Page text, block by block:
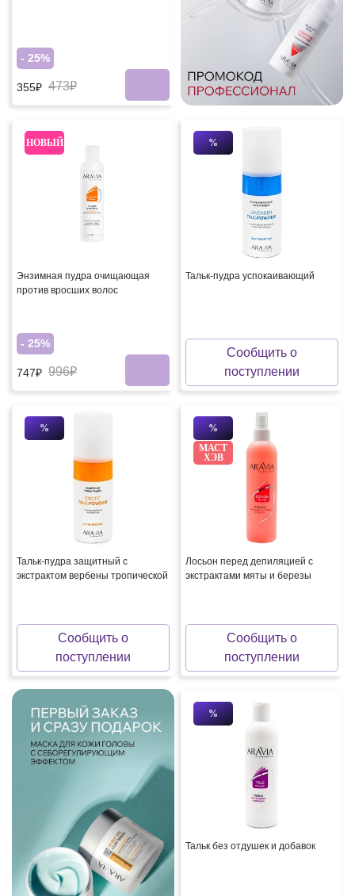
- 25%
355₽ 473₽
НОВЫЙ
Энзимная пудра очищающая
против вросших волос
- 25%
747₽ 996₽
%
Тальк-пудра успокаивающий
Сообщить о
поступлении
%
Тальк-пудра защитный с
экстрактом вербены тропической
Сообщить о
поступлении
%
МАСТ
ХЭВ
Лосьон перед депиляцией с
экстрактами мяты и березы
Сообщить о
поступлении
%
Тальк без отдушек и добавок